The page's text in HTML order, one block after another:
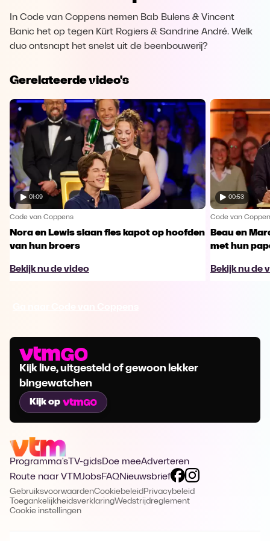
In Code van Coppens nemen Bab Bulens & Vincent
Banic het op tegen Kürt Rogiers & Sandrine André. Welk
duo ontsnapt het snelst uit de beenbouwerij?
Gerelateerde video's
01:09
Code van Coppens
Nora en Lewis slaan fles kapot op hoofden
van hun broers
Bekijk nu de video
00:53
Code van
Beau en
met hun
Bekijk nu de
Kijk live, uitgesteld of gewoon lekker
bingewatchen
Kijk op
Programma's TV-gidsDoe meeAdverteren
Route naar VTMJobsFAQNieuwsbrief
GebruiksvoorwaardenCookiebeleid Privacybeleid
ToegankelijkheidsverklaringWedstrijdreglement
Cookie instellingen